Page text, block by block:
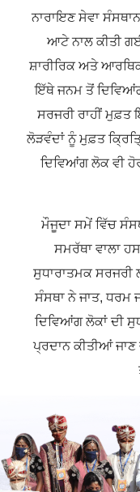
ਨਾਰਾਇਣ ਸੇਵਾ ਸੰਸਥਾਨ
ਆਟੇ ਨਾਲ ਕੀਤੀ
ਸ਼ਾਰੀਰਿਕ ਅਤੇ
ਇੱਥੇ ਜਨਮ ਤੋਂ
ਸਰਜਰੀ ਰਾਹੀਂ ਮੁਫ਼ਤ
ਲੋੜਵੰਦਾਂ ਨੂੰ ਮੁਫ਼ਤ
ਦਿਵਿਆਂਗ ਲੋਕ ਵੀ
ਮੌਜੂਦਾ ਸਮੇਂ ਵਿੱਚ
ਸਮਰੱਥਾ ਵਾਲਾ
ਸੁਧਾਰਾਤਮਕ
ਸੰਸਥਾ ਨੇ ਜਾਤ, ਧਰਮ
ਦਿਵਿਆਂਗ ਲੋਕਾਂ ਦੀ
ਪ੍ਰਦਾਨ ਕੀਤੀਆਂ ਜਾਣ